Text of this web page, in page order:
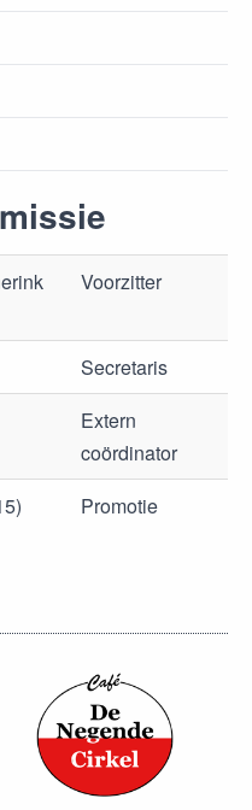
Voorzitter
Secretaris
Extern
coördinator
Promotie